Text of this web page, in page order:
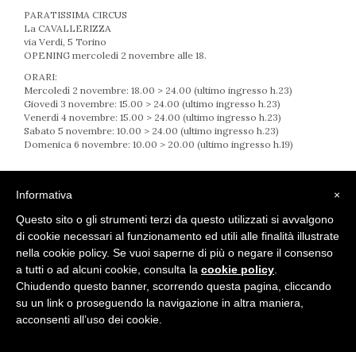
PARATISSIMA CIRCUS
La CAVALLERIZZA
via Verdi, 5 Torino
OPENING mercoledì 2 novembre alle 18.
ORARI:
Mercoledì 2 novembre: 18.00 > 24.00 (ultimo ingresso h.23)
Giovedì 3 novembre: 15.00 > 24.00 (ultimo ingresso h.23)
Venerdì 4 novembre: 15.00 > 24.00 (ultimo ingresso h.23)
Sabato 5 novembre: 10.00 > 24.00 (ultimo ingresso h.23)
Domenica 6 novembre: 10.00 > 20.00 (ultimo ingresso h.19)
privacy policy cookie policy informativa trattamento dei dati
Marcello Campora - CMPMCL65B08I480J - all right reserved
×
Informativa
Questo sito o gli strumenti terzi da questo utilizzati si avvalgono
di cookie necessari al funzionamento ed utili alle finalità illustrate
nella cookie policy. Se vuoi saperne di più o negare il consenso
a tutti o ad alcuni cookie, consulta la cookie policy
Chiudendo questo banner, scorrendo questa pagina, cliccando
su un link o proseguendo la navigazione in altra maniera,
acconsenti all’uso dei cookie.